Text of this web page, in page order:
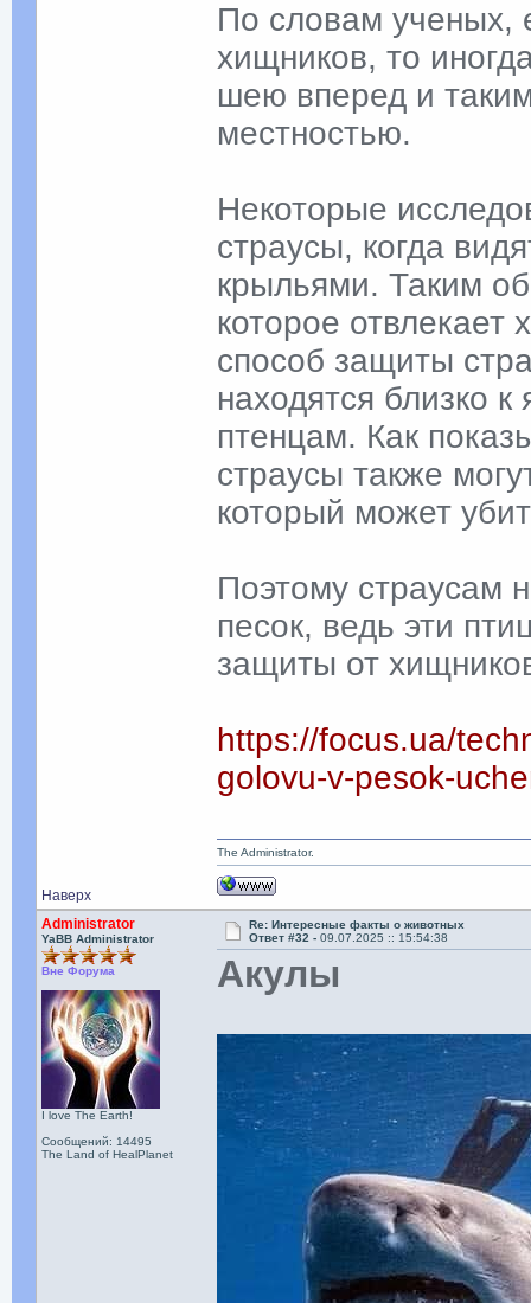
По словам ученых,
хищников, то
шею вперед и
местностью.
Некоторые
страусы, когда
крыльями. Таким
которое отвлекает
способ защиты
находятся близко
птенцам. Как
страусы также
который может
Поэтому страусам
песок, ведь эти
защиты от
https://focus.ua/
golovu-v-pesok-
Наверх
The Administrator.
Administrator
YaBB Administrator
Вне Форума
I love The Earth!
Сообщений: 14495
The Land of HealPlanet
Re: Интересные факты о животных
Ответ #32 -09.07.2025 :: 15:54:38
Акулы